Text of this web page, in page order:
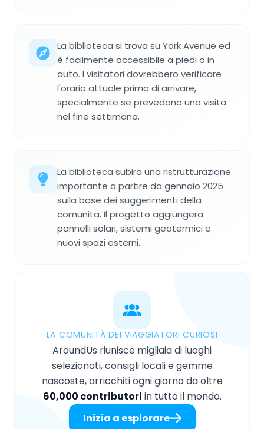
La biblioteca si trova su York Avenue ed
è facilmente accessibile a piedi o in
auto. I visitatori dovrebbero verificare
l'orario attuale prima di arrivare,
specialmente se prevedono una visita
nel fine settimana.
La biblioteca subira una ristrutturazione
importante a partire da gennaio 2025
sulla base dei suggerimenti della
comunita. Il progetto aggiungera
pannelli solari, sistemi geotermici e
nuovi spazi esterni.
LA COMUNITÀ DEI VIAGGIATORI CURIOSI
AroundUs riunisce migliaia di luoghi
selezionati, consigli locali e gemme
nascoste, arricchiti ogni giorno da oltre
60,000 contributori in tutto il mondo.
Inizia a esplorare